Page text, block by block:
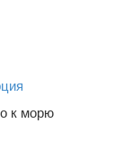
к морю